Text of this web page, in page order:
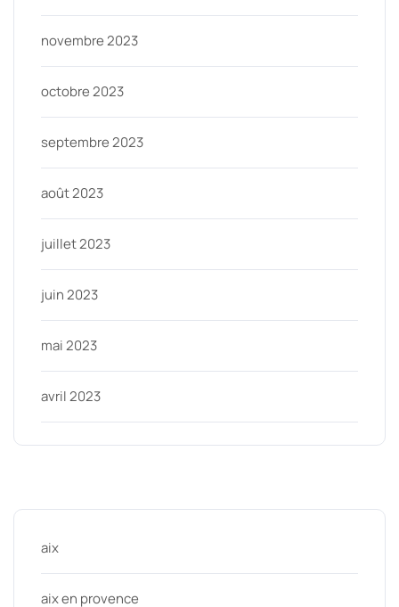
novembre 2023
octobre 2023
septembre 2023
août 2023
juillet 2023
juin 2023
mai 2023
avril 2023
aix
aix en provence